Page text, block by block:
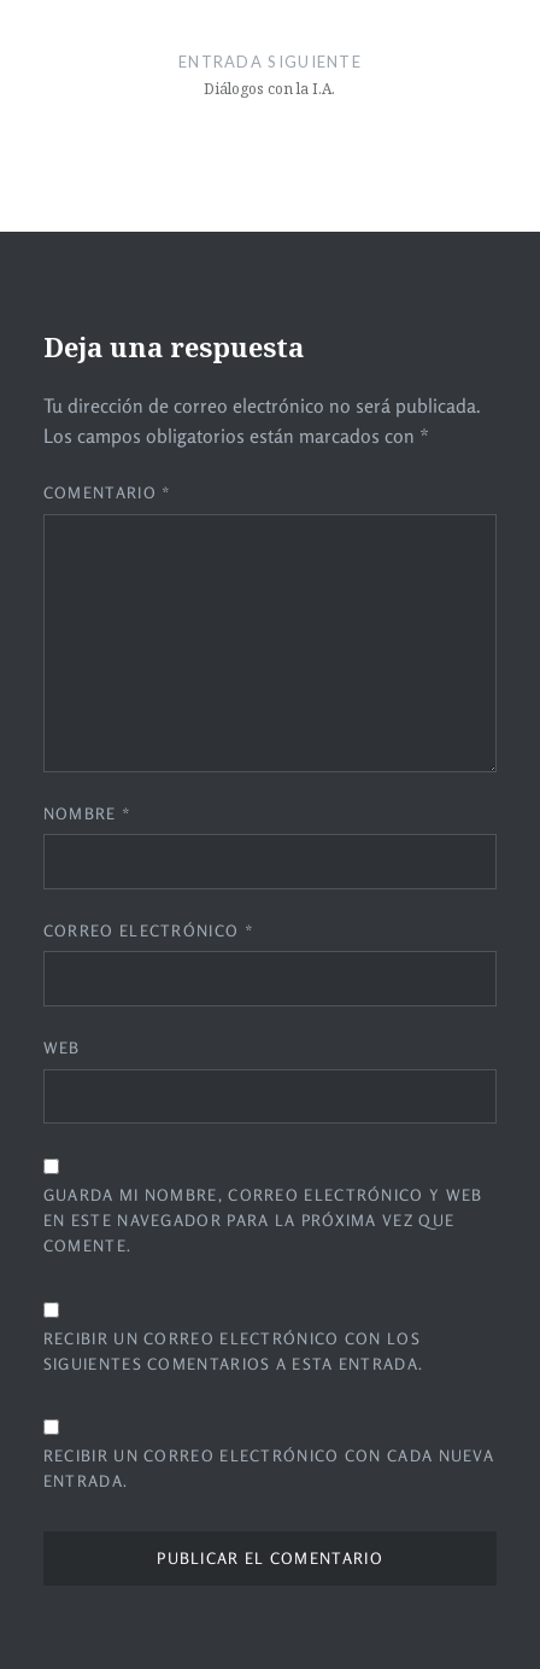
ENTRADA SIGUIENTE
Diálogos con la I.A.
Deja una respuesta
Tu dirección de correo electrónico no será publicada.
Los campos obligatorios están marcados con *
COMENTARIO *
NOMBRE *
CORREO ELECTRÓNICO *
WEB
GUARDA MI NOMBRE, CORREO ELECTRÓNICO Y WEB
EN ESTE NAVEGADOR PARA LA PRÓXIMA VEZ QUE
COMENTE.
RECIBIR UN CORREO ELECTRÓNICO CON LOS
SIGUIENTES COMENTARIOS A ESTA ENTRADA.
RECIBIR UN CORREO ELECTRÓNICO CON CADA NUEVA
ENTRADA.